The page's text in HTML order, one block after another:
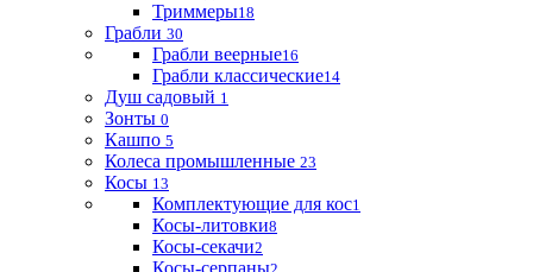
Триммеры18
Грабли 30
Грабли веерные16
Грабли классические14
Душ садовый 1
Зонты 0
Кашпо 5
Колеса промышленные 23
Косы 13
Комплектующие для кос1
Косы-литовки8
Косы-секачи2
Косы-серпаны